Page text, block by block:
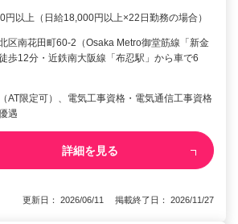
円以上（日給18,000円以上×22日勤務の場合）
区南花田町60-2（Osaka Metro御堂筋線「新金
歩12分・近鉄南大阪線「布忍駅」から車で6
AT限定可）、電気工事資格・電気通信工事資格
遇
詳細を見る
更新日： 2026/06/11 掲載終了日： 2026/11/27